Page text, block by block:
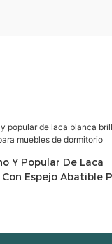
Y Popular De Laca
Espejo Abatible